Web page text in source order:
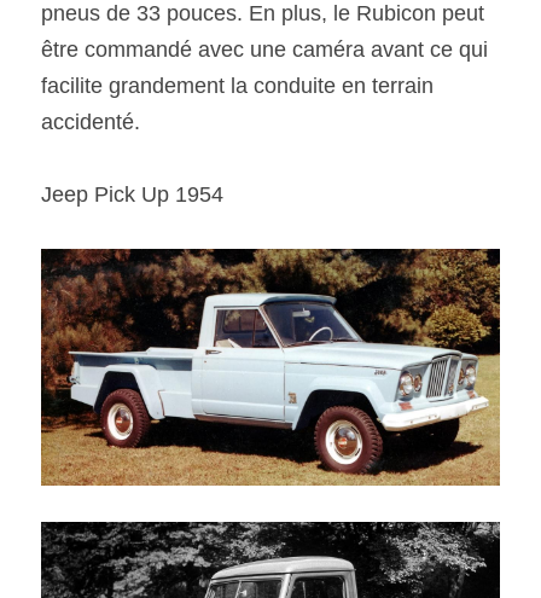
pneus de 33 pouces. En plus, le Rubicon peut
être commandé avec une caméra avant ce qui
facilite grandement la conduite en terrain
accidenté.
Jeep Pick Up 1954